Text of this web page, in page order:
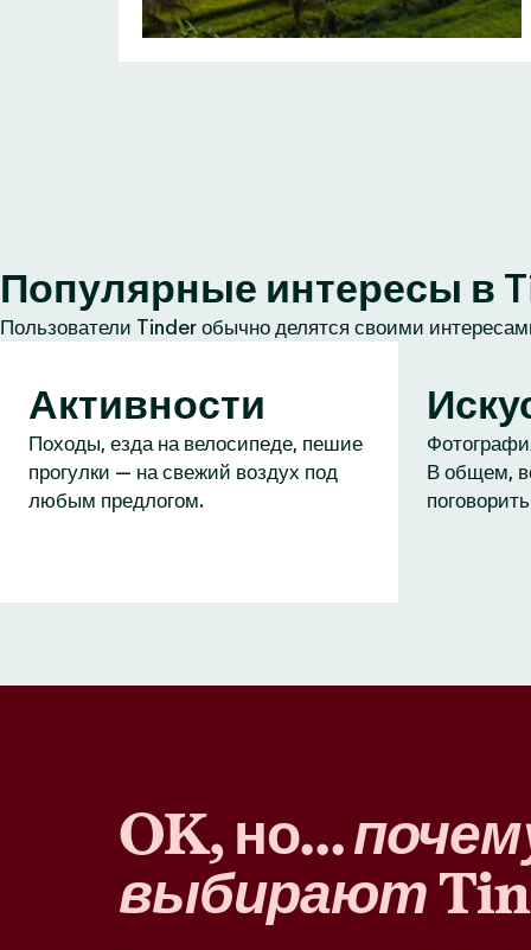
Популярные интересы в
Пользователи Tinder обычно делятся своими
Активности
Походы, езда на велосипеде, пешие
прогулки — на свежий воздух под
любым предлогом.
В общем,
OK, но…
выбирают